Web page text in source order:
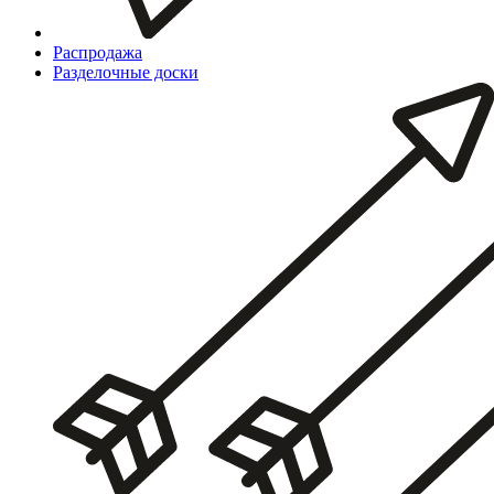
Распродажа
Разделочные доски